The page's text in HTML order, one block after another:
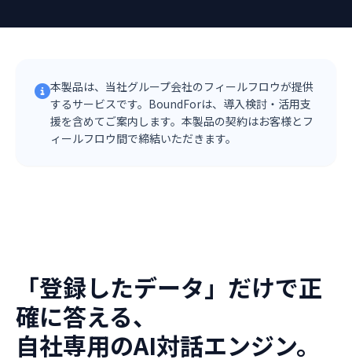
本製品は、当社グループ会社のフィールフロウが提供
するサービスです。BoundForは、導入検討・活用支
援を含めてご案内します。本製品の契約はお客様とフ
ィールフロウ間で締結いただきます。
「登録したデータ」だけで正
確に答える、
自社専用のAI対話エンジン。